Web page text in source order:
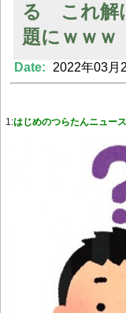
Powered by livedoor 相互RSS
る これ解
題にｗｗｗ
Date: 2022年03月
1:はじめのつらたんニュー